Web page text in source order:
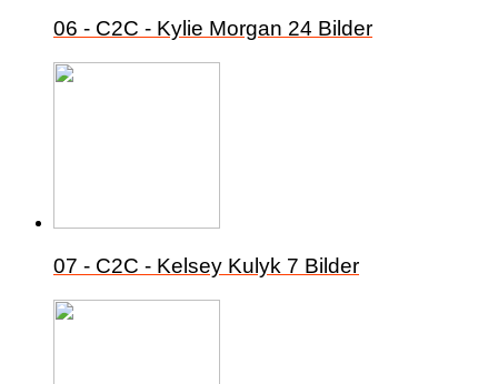
06 - C2C - Kylie Morgan 24 Bilder
07 - C2C - Kelsey Kulyk 7 Bilder